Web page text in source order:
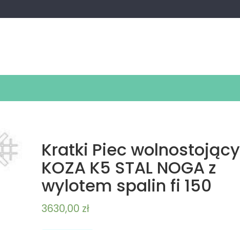
Kratki Piec wolnostojący
KOZA K5 STAL NOGA z
wylotem spalin fi 150
3630,00 zł